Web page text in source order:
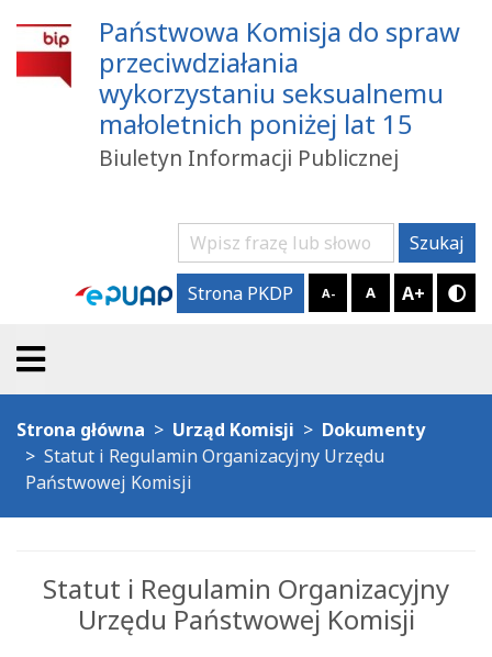
Państwowa Komisja do spraw
przeciwdziałania
wykorzystaniu seksualnemu
małoletnich poniżej lat 15
Biuletyn Informacji Publicznej
Szukaj Szukaj
Strona PKDP A- A A+
Strona główna Urząd Komisji
Dokumenty
Statut i Regulamin Organizacyjny Urzędu
Państwowej Komisji
Statut i Regulamin Organizacyjny
Urzędu Państwowej Komisji